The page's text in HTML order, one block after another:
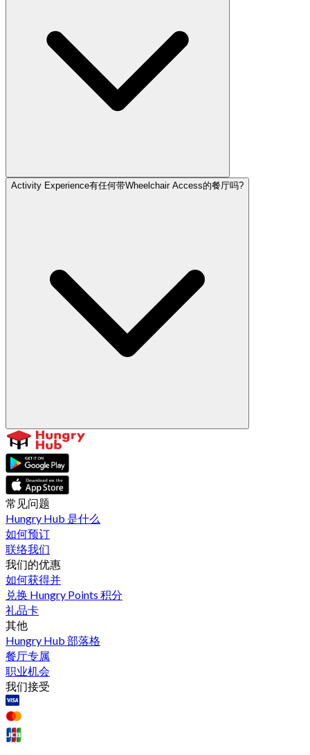
Activity Experience有任何带Wheelchair Access的餐厅吗?
常见问题
Hungry Hub 是什么
如何预订
联络我们
我们的优惠
如何获得并
兑换 Hungry Points 积分
礼品卡
其他
Hungry Hub 部落格
餐厅专属
职业机会
我们接受